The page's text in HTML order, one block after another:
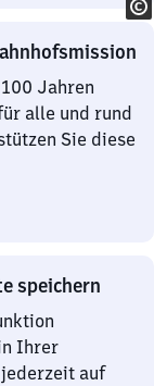
Jahren
alle und rund
Sie diese
speichern
Ihrer
auf